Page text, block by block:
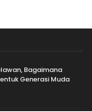
Bagaimana
Generasi Muda